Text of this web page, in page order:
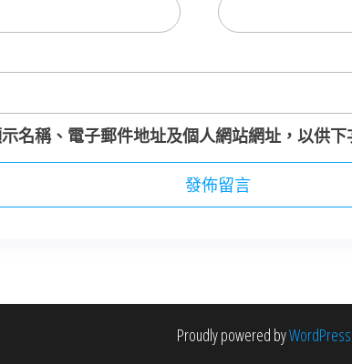
名稱、電子郵件地址及個人網站網址，以供下
Proudly powered byWordPress